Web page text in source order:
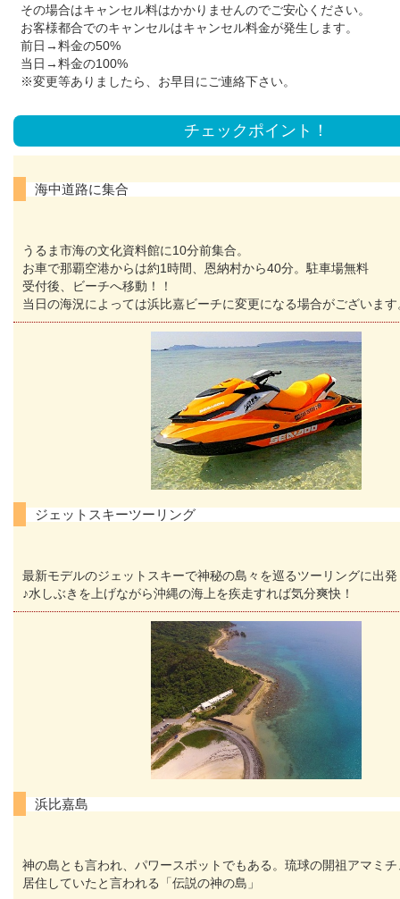
その場合はキャンセル料はかかりませんのでご安心ください。
お客様都合でのキャンセルはキャンセル料金が発生します。
前日→料金の50%
当日→料金の100%
※変更等ありましたら、お早目にご連絡下さい。
チェックポイント！
海中道路に集合
うるま市海の文化資料館に10分前集合。
お車で那覇空港からは約1時間、恩納村から40分。駐車場無料
受付後、ビーチへ移動！！
当日の海況によっては浜比嘉ビーチに変更になる場合がございます
ジェットスキーツーリング
最新モデルのジェットスキーで神秘の島々を巡るツーリングに出
♪水しぶきを上げながら沖縄の海上を疾走すれば気分爽快！
浜比嘉島
神の島とも言われ、パワースポットでもある。琉球の開祖アマミ
居住していたと言われる「伝説の神の島」